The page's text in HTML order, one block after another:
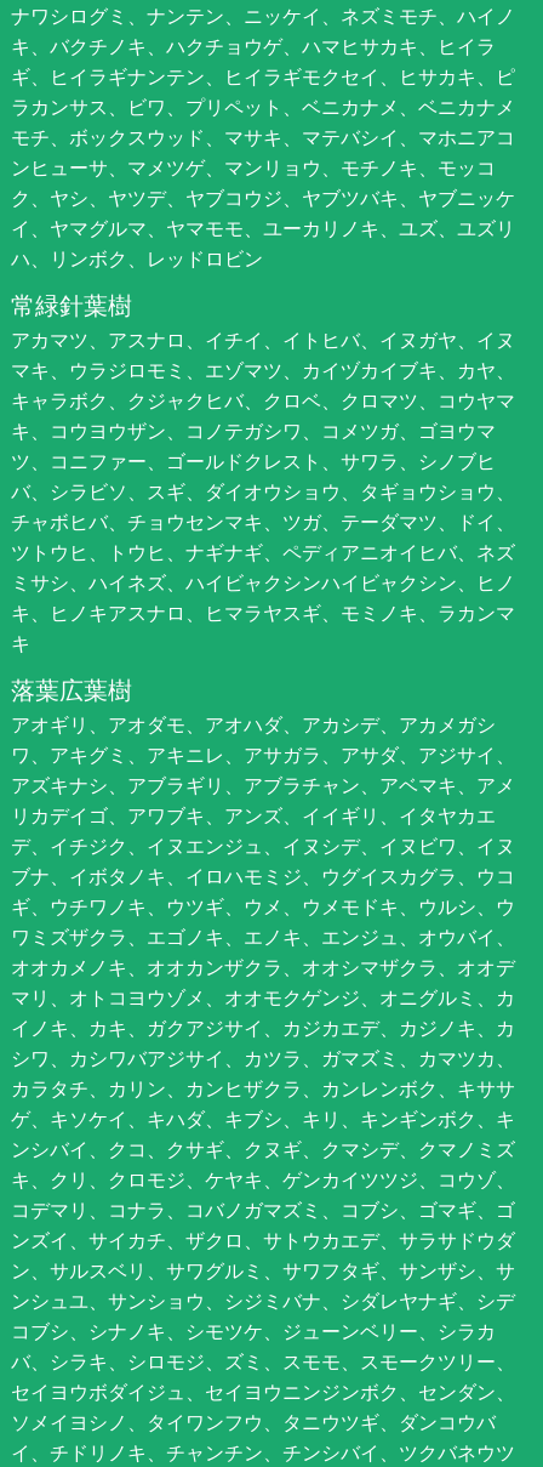
ナワシログミ、ナンテン、ニッケイ、ネズミモチ、ハイノ
キ、バクチノキ、ハクチョウゲ、ハマヒサカキ、ヒイラ
ギ、ヒイラギナンテン、ヒイラギモクセイ、ヒサカキ、ピ
ラカンサス、ビワ、プリペット、ベニカナメ、ベニカナメ
モチ、ボックスウッド、マサキ、マテバシイ、マホニアコ
ンヒューサ、マメツゲ、マンリョウ、モチノキ、モッコ
ク、ヤシ、ヤツデ、ヤブコウジ、ヤブツバキ、ヤブニッケ
イ、ヤマグルマ、ヤマモモ、ユーカリノキ、ユズ、ユズリ
ハ、リンボク、レッドロビン
常緑針葉樹
アカマツ、アスナロ、イチイ、イトヒバ、イヌガヤ、イヌ
マキ、ウラジロモミ、エゾマツ、カイヅカイブキ、カヤ、
キャラボク、クジャクヒバ、クロベ、クロマツ、コウヤマ
キ、コウヨウザン、コノテガシワ、コメツガ、ゴヨウマ
ツ、コニファー、ゴールドクレスト、サワラ、シノブヒ
バ、シラビソ、スギ、ダイオウショウ、タギョウショウ、
チャボヒバ、チョウセンマキ、ツガ、テーダマツ、ドイ、
ツトウヒ、トウヒ、ナギナギ、ペディアニオイヒバ、ネズ
ミサシ、ハイネズ、ハイビャクシンハイビャクシン、ヒノ
キ、ヒノキアスナロ、ヒマラヤスギ、モミノキ、ラカンマ
キ
落葉広葉樹
アオギリ、アオダモ、アオハダ、アカシデ、アカメガシ
ワ、アキグミ、アキニレ、アサガラ、アサダ、アジサイ、
アズキナシ、アブラギリ、アブラチャン、アベマキ、アメ
リカデイゴ、アワブキ、アンズ、イイギリ、イタヤカエ
デ、イチジク、イヌエンジュ、イヌシデ、イヌビワ、イヌ
ブナ、イボタノキ、イロハモミジ、ウグイスカグラ、ウコ
ギ、ウチワノキ、ウツギ、ウメ、ウメモドキ、ウルシ、ウ
ワミズザクラ、エゴノキ、エノキ、エンジュ、オウバイ、
オオカメノキ、オオカンザクラ、オオシマザクラ、オオデ
マリ、オトコヨウゾメ、オオモクゲンジ、オニグルミ、カ
イノキ、カキ、ガクアジサイ、カジカエデ、カジノキ、カ
シワ、カシワバアジサイ、カツラ、ガマズミ、カマツカ、
カラタチ、カリン、カンヒザクラ、カンレンボク、キササ
ゲ、キソケイ、キハダ、キブシ、キリ、キンギンボク、キ
ンシバイ、クコ、クサギ、クヌギ、クマシデ、クマノミズ
キ、クリ、クロモジ、ケヤキ、ゲンカイツツジ、コウゾ、
コデマリ、コナラ、コバノガマズミ、コブシ、ゴマギ、ゴ
ンズイ、サイカチ、ザクロ、サトウカエデ、サラサドウダ
ン、サルスベリ、サワグルミ、サワフタギ、サンザシ、サ
ンシュユ、サンショウ、シジミバナ、シダレヤナギ、シデ
コブシ、シナノキ、シモツケ、ジューンベリー、シラカ
バ、シラキ、シロモジ、ズミ、スモモ、スモークツリー、
セイヨウボダイジュ、セイヨウニンジンボク、センダン、
ソメイヨシノ、タイワンフウ、タニウツギ、ダンコウバ
イ、チドリノキ、チャンチン、チンシバイ、ツクバネウツ